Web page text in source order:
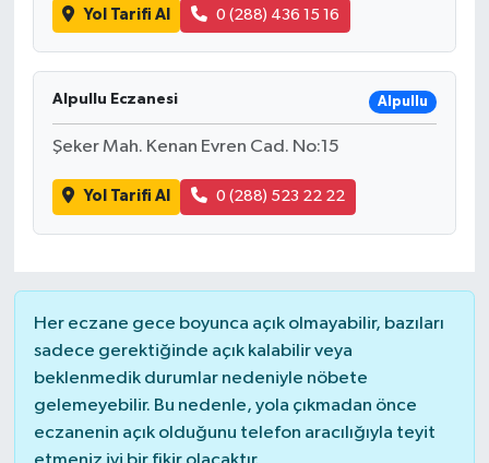
Yol Tarifi Al 0 (288) 436 15 16
Alpullu Eczanesi Alpullu
Şeker Mah. Kenan Evren Cad. No:15
Yol Tarifi Al 0 (288) 523 22 22
Her eczane gece boyunca açık olmayabilir, bazıları
sadece gerektiğinde açık kalabilir veya
beklenmedik durumlar nedeniyle nöbete
gelemeyebilir. Bu nedenle, yola çıkmadan önce
eczanenin açık olduğunu telefon aracılığıyla teyit